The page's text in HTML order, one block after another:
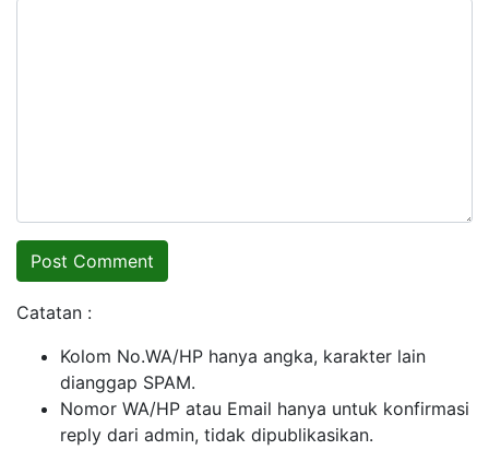
Catatan :
Kolom No.WA/HP hanya angka, karakter lain
dianggap SPAM.
Nomor WA/HP atau Email hanya untuk konfirmasi
reply dari admin, tidak dipublikasikan.